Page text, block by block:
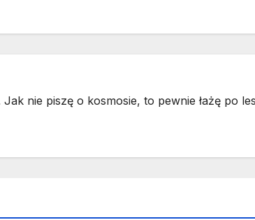
nie piszę o kosmosie, to pewnie łażę po